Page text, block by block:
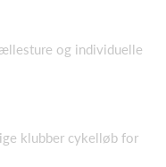
og individuelle
klubber cykelløb for